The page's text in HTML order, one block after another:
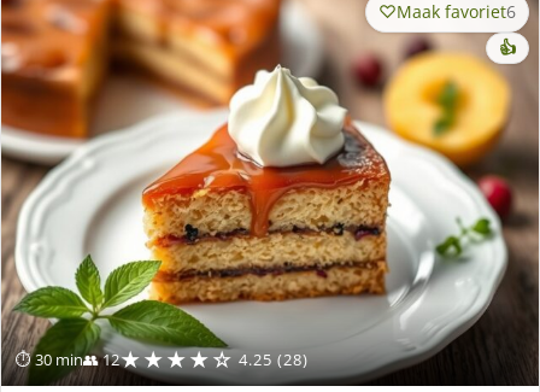
⏱ 30 min👥 12★★★★☆ 4.25 (28)
Maak favoriet6
👍